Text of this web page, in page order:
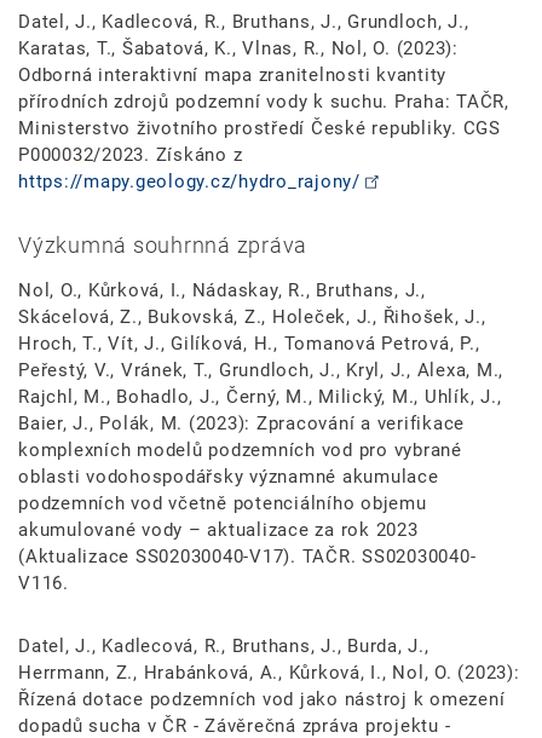
Datel, J., Kadlecová, R., Bruthans, J., Grundloch, J.,
Karatas, T., Šabatová, K., Vlnas, R., Nol, O. (2023):
Odborná interaktivní mapa zranitelnosti kvantity
přírodních zdrojů podzemní vody k suchu. Praha: TAČR,
Ministerstvo životního prostředí České republiky. CGS
P000032/2023. Získáno z
https://mapy.geology.cz/hydro_rajony/
Výzkumná souhrnná zpráva
Nol, O., Kůrková, I., Nádaskay, R., Bruthans, J.,
Skácelová, Z., Bukovská, Z., Holeček, J., Řihošek, J.,
Hroch, T., Vít, J., Gilíková, H., Tomanová Petrová, P.,
Peřestý, V., Vránek, T., Grundloch, J., Kryl, J., Alexa, M.,
Rajchl, M., Bohadlo, J., Černý, M., Milický, M., Uhlík, J.,
Baier, J., Polák, M. (2023): Zpracování a verifikace
komplexních modelů podzemních vod pro vybrané
oblasti vodohospodářsky významné akumulace
podzemních vod včetně potenciálního objemu
akumulované vody – aktualizace za rok 2023
(Aktualizace SS02030040-V17). TAČR. SS02030040-
V116.
Datel, J., Kadlecová, R., Bruthans, J., Burda, J.,
Herrmann, Z., Hrabánková, A., Kůrková, I., Nol, O. (2023):
Řízená dotace podzemních vod jako nástroj k omezení
dopadů sucha v ČR - Závěrečná zpráva projektu -